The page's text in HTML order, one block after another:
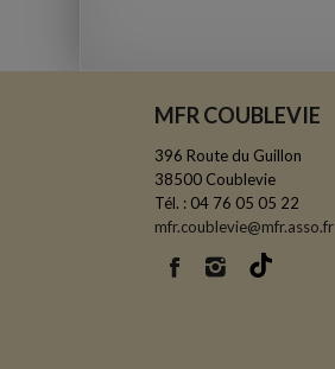
MFR COUBLEVIE
396 Route du Guillon
38500 Coublevie
Tél. : 04 76 05 05 22
mfr.coublevie@mfr.asso.fr